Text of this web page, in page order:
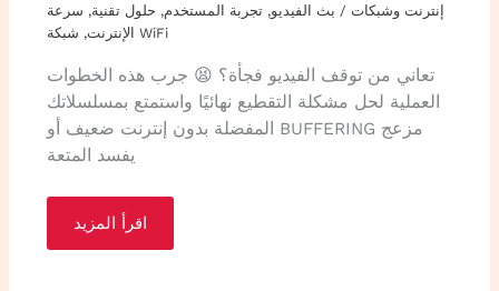
إنترنت وشبكات / بث الفيديو,تجربة المستخدم, حلول تقنية, سرعة
الإنترنت, شبكة WiFi
تعاني من توقف الفيديو فجأة؟ 😫 جرب هذه الخطوات
العملية لحل مشكلة التقطيع نهائيًا واستمتع بمسلسلاتك
المفضلة بدون إنترنت ضعيف أو BUFFERING مزعج
يفسد المتعة
اقرأ المزيد